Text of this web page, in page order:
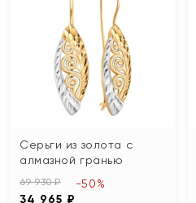
Серьги из золота с
алмазной гранью
69 930 ₽
34 965 ₽
-50%